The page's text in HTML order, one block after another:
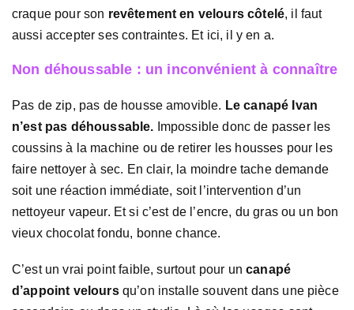
craque pour son revêtement en velours côtelé, il faut
aussi accepter ses contraintes. Et ici, il y en a.
Non déhoussable : un inconvénient à connaître
Pas de zip, pas de housse amovible. Le canapé Ivan
n’est pas déhoussable. Impossible donc de passer les
coussins à la machine ou de retirer les housses pour les
faire nettoyer à sec. En clair, la moindre tache demande
soit une réaction immédiate, soit l’intervention d’un
nettoyeur vapeur. Et si c’est de l’encre, du gras ou un bon
vieux chocolat fondu, bonne chance.
C’est un vrai point faible, surtout pour uncanapé
d’appoint veloursqu’on installe souvent dans une pièce